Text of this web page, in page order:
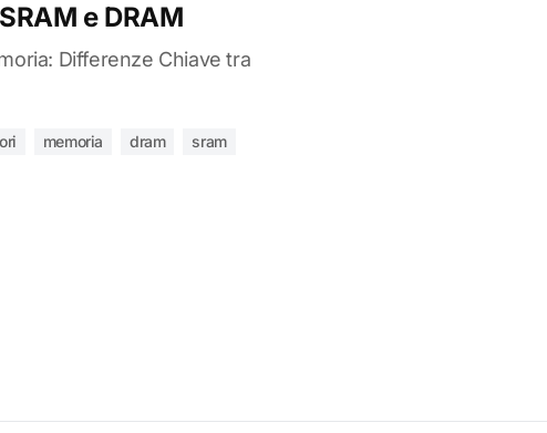
e DRAM
Differenze Chiave tra
memoria dram
sram